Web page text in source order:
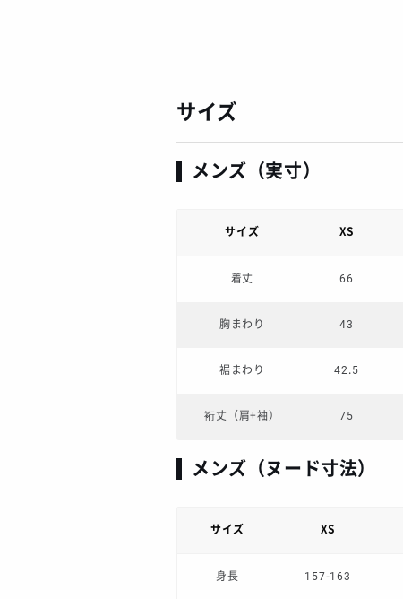
サイズ
メンズ（実寸）
サイズ XS
着丈 66
胸まわり 43
裾まわり 42.5
裄丈（肩+袖） 75
メンズ（ヌード寸法）
サイズ XS
身長 157-163